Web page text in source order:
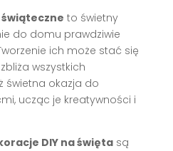
to świetny
do domu prawdziwie
ich może stać się
wszystkich
świetna okazja do
ucząc je kreatywności i
DIY na święta są